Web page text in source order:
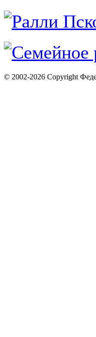
© 2002-2026 Copyright